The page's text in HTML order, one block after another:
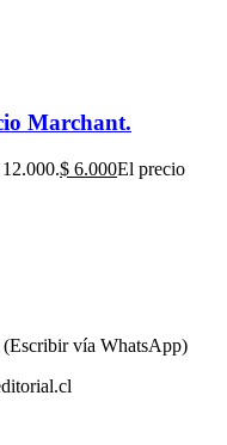
Marchant.
$ 6.000El precio
vía WhatsApp)